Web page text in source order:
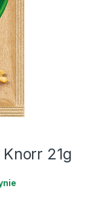
21g